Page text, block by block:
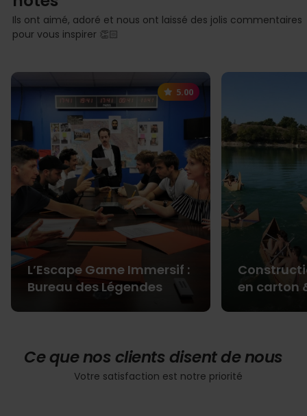
Ils ont aimé, adoré et nous ont laissé des jolis commentaires
pour vous inspirer 👏🏻
5.00
L’Escape Game Immersif :
Bureau des Légendes
en carton
Ce que nos clients disent de nous
Votre satisfaction est notre priorité